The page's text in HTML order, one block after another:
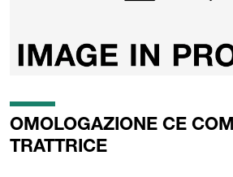
OMOLOGAZIONE CE
TRATTRICE